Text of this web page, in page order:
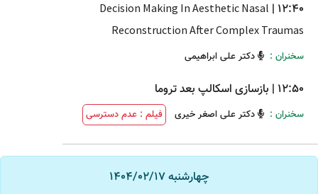
12:40
|
Decision Making In Aesthetic Nasal
Reconstruction After Complex Traumas
سخنران :
دکتر علی ابراهیمی
12:50
| بازسازی اسکالپ بعد تروما
سخنران : دکتر علی اصغر خیری فیلم : عدم دسترسی
چهارشنبه 1404/02/17